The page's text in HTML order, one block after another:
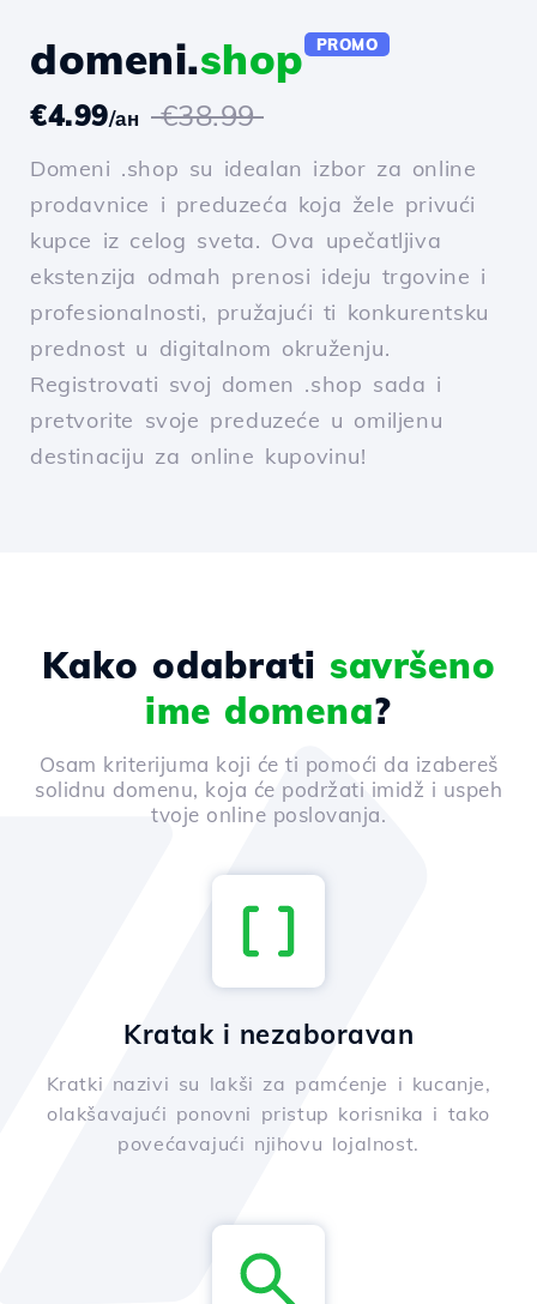
domeni.shop PROMO
€4.99/ан €38.99
Domeni .shop su idealan izbor za online
prodavnice i preduzeća koja žele privući
kupce iz celog sveta. Ova upečatljiva
ekstenzija odmah prenosi ideju trgovine i
profesionalnosti, pružajući ti konkurentsku
prednost u digitalnom okruženju.
Registrovati svoj domen .shop sada i
pretvorite svoje preduzeće u omiljenu
destinaciju za online kupovinu!
Kako odabrati savršeno
ime domena?
Osam kriterijuma koji će ti pomoći da izabereš
solidnu domenu, koja će podržati imidž i uspeh
tvoje online poslovanja.
Kratak i nezaboravan
Kratki nazivi su lakši za pamćenje i kucanje,
olakšavajući ponovni pristup korisnika i tako
povećavajući njihovu lojalnost.